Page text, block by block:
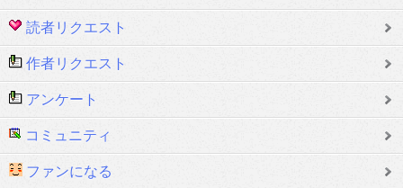
読者リクエスト
作者リクエスト
アンケート
コミュニティ
ファンになる